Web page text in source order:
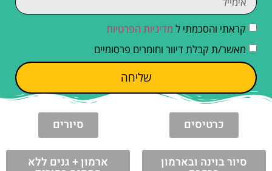
קראתי והסכמתי ל מדיניות הפרטיות
מאשר/ת קבלת דיוור וחומרים פרסומיים
שליחה
כרטיסים סיורים
סיור בוינה ובארמון ארמון + גנים ללא